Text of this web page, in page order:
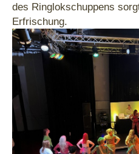
des Ringlokschuppens
Erfrischung.